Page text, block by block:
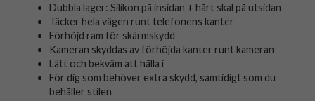
Dubbla lager: Silikon på insidan + hårt skal på utsidan
Täcker hela vägen runt telefonens kanter
Förhöjd ram för skärmskydd
Kameran skyddas av förhöjda kanter runt kameran
Lätt och bekväm att hålla i
För dig som behöver extra skydd, samtidigt som du
behåller stilen